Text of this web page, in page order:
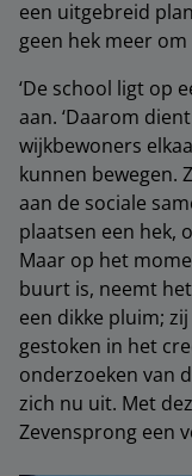
een uitgebreid
geen hek meer
‘De school ligt op
aan. ‘Daarom
wijkbewoners
kunnen bewegen.
aan de sociale
plaatsen een hek,
Maar op het
buurt is, neemt
een dikke pluim;
gestoken in het
onderzoeken van
zich nu uit. Met
Zevensprong een